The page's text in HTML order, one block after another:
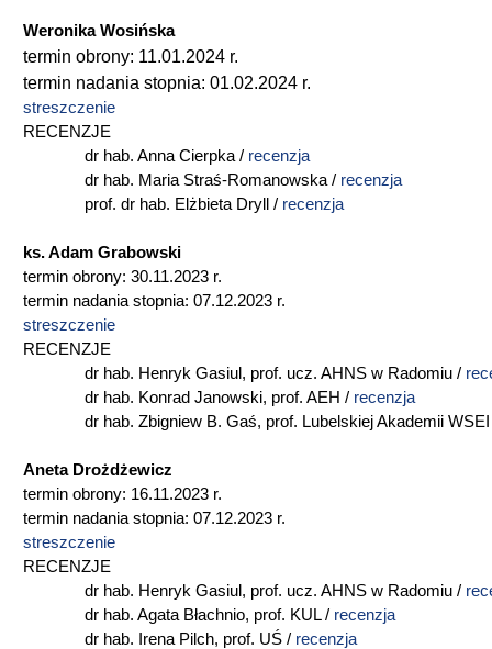
Weronika Wosińska
termin obrony: 11.01.2024 r.
termin nadania stopnia: 01.02.2024 r.
streszczenie
RECENZJE
dr hab. Anna Cierpka / recenzja
dr hab. Maria Straś-Romanowska / recenzja
prof. dr hab. Elżbieta Dryll / recenzja
ks. Adam Grabowski
termin obrony: 30.11.2023 r.
termin nadania stopnia: 07.12.2023 r.
streszczenie
RECENZJE
dr hab. Henryk Gasiul, prof. ucz. AHNS w Radomiu /
dr hab. Konrad Janowski, prof. AEH / recenzja
dr hab. Zbigniew B. Gaś, prof. Lubelskiej Akademii
Aneta Drożdżewicz
termin obrony: 16.11.2023 r.
termin nadania stopnia: 07.12.2023 r.
streszczenie
RECENZJE
dr hab. Henryk Gasiul, prof. ucz. AHNS w Radomiu /
dr hab. Agata Błachnio, prof. KUL / recenzja
dr hab. Irena Pilch, prof. UŚ / recenzja